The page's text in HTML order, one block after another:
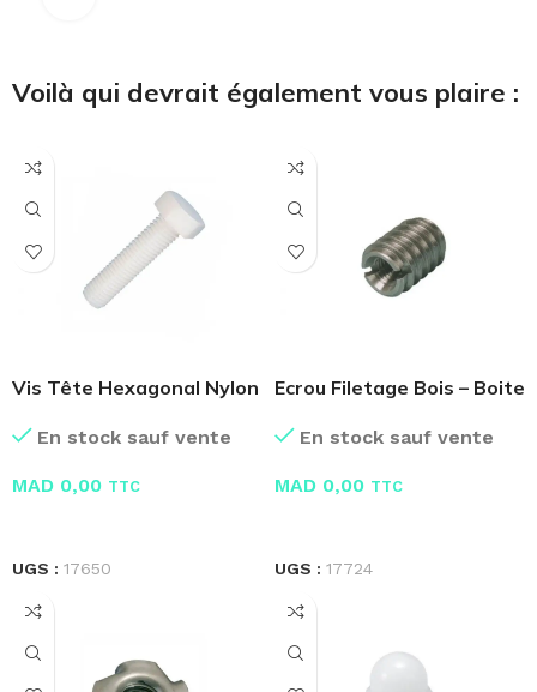
Voilà qui devrait également vous plaire :
Vis Tête Hexagonal Nylon
En stock sauf vente
MAD 0,00 TTC
UGS : 17650
Ecrou Filetage Bois – Boite
En stock sauf vente
MAD 0,00 TTC
UGS : 17724